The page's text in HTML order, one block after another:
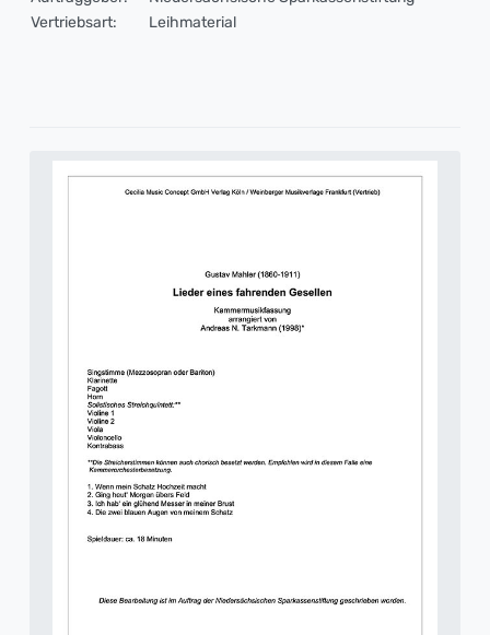
Vertriebsart:
Leihmaterial